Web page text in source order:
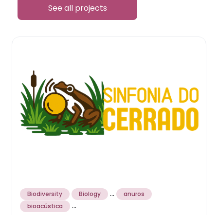
See all projects
Biodiversity Biology ...
anuros
bioacústica
...